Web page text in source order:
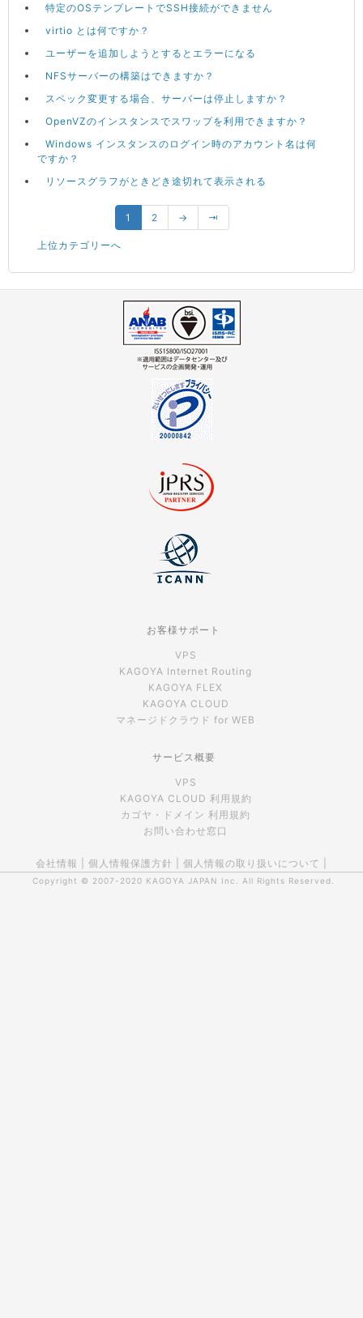
特定のOSテンプレートでSSH接続ができません
virtio とは何ですか？
ユーザーを追加しようとするとエラーになる
NFSサーバーの構築はできますか？
スペック変更する場合、サーバーは停止しますか？
OpenVZのインスタンスでスワップを利用できますか？
Windows インスタンスのログイン時のアカウント名は何
ですか？
リソースグラフがときどき途切れて表示される
1 2 → ⇥
上位カテゴリーへ
お客様サポート
VPS
KAGOYA Internet Routing
KAGOYA FLEX
KAGOYA CLOUD
マネージドクラウド for WEB
サービス概要
VPS
KAGOYA CLOUD 利用規約
カゴヤ・ドメイン 利用規約
お問い合わせ窓口
会社情報 個人情報保護方針 個人情報の取り扱いについて
Copyright © 2007-2020 KAGOYA JAPAN Inc. All Rights Reserved.